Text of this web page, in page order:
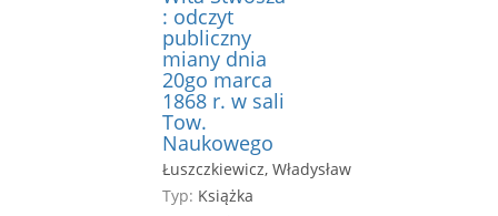
: odczyt
publiczny
miany dnia
20go marca
1868 r. w sali
Tow.
Naukowego
Łuszczkiewicz, Władysław
Typ: Książka